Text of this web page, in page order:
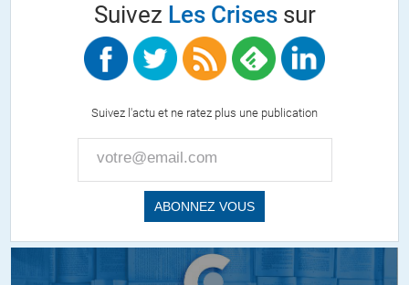
Suivez Les Crisessur
Suivez l'actu et ne ratez plus une publication